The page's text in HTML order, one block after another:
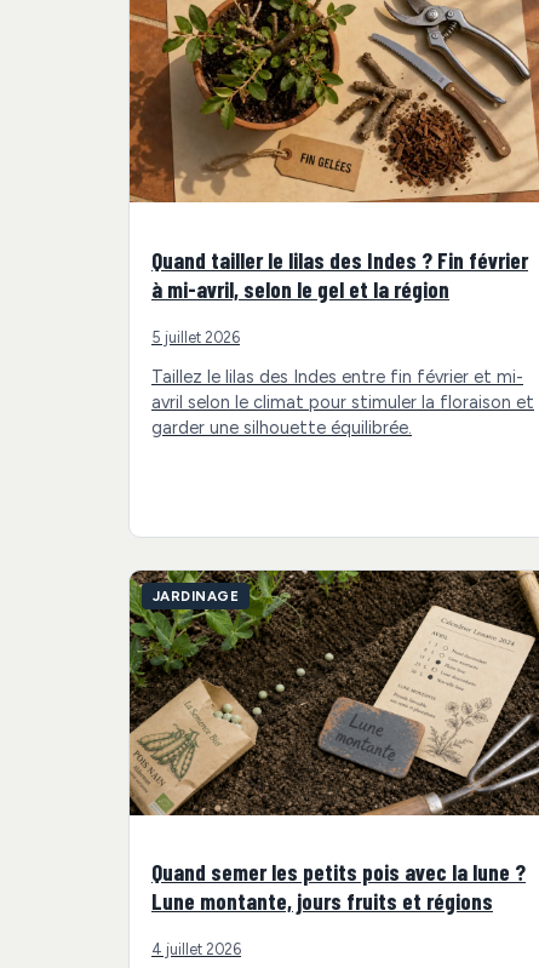
Quand tailler le lilas des Indes ? Fin février
à mi-avril, selon le gel et la région
5 juillet 2026
Taillez le lilas des Indes entre fin février et mi-
avril selon le climat pour stimuler la floraison et
garder une silhouette équilibrée.
JARDINAGE
Quand semer les petits pois avec la lune ?
Lune montante, jours fruits et régions
4 juillet 2026